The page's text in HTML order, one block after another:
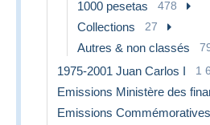
1000 pesetas 478
Collections 27
Autres & non classés
1975-2001 Juan Carlos I 1
Emissions Ministère des
Emissions Commémoratives